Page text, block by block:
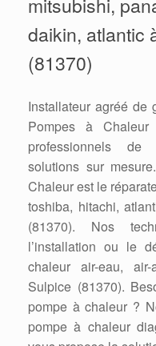
mitsubishi,
daikin, atlantic
(81370)
Installateur agréé de
Pompes à
professionnels de
solutions sur
Chaleur est le
toshiba, hitachi,
(81370). Nos
l’installation ou le
chaleur air-eau,
Sulpice (81370).
pompe à chaleur ?
pompe à chaleur